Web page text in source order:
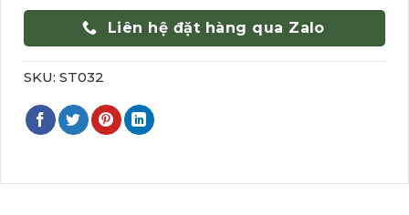
Liên hệ đặt hàng qua Zalo
SKU: ST032